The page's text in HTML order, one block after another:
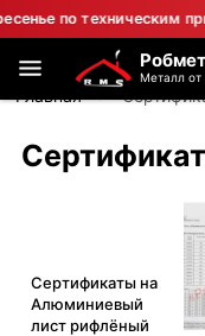
по техническим
Металл от
Главная
Сертификаты на
Алюминиевый
лист рифлёный